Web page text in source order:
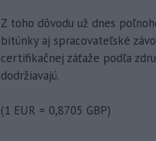
Z toho dôvodu už dnes
bitúnky aj spracovateľské
certifikačnej záťaže podľa
dodržiavajú.
(1 EUR = 0,8705 GBP)